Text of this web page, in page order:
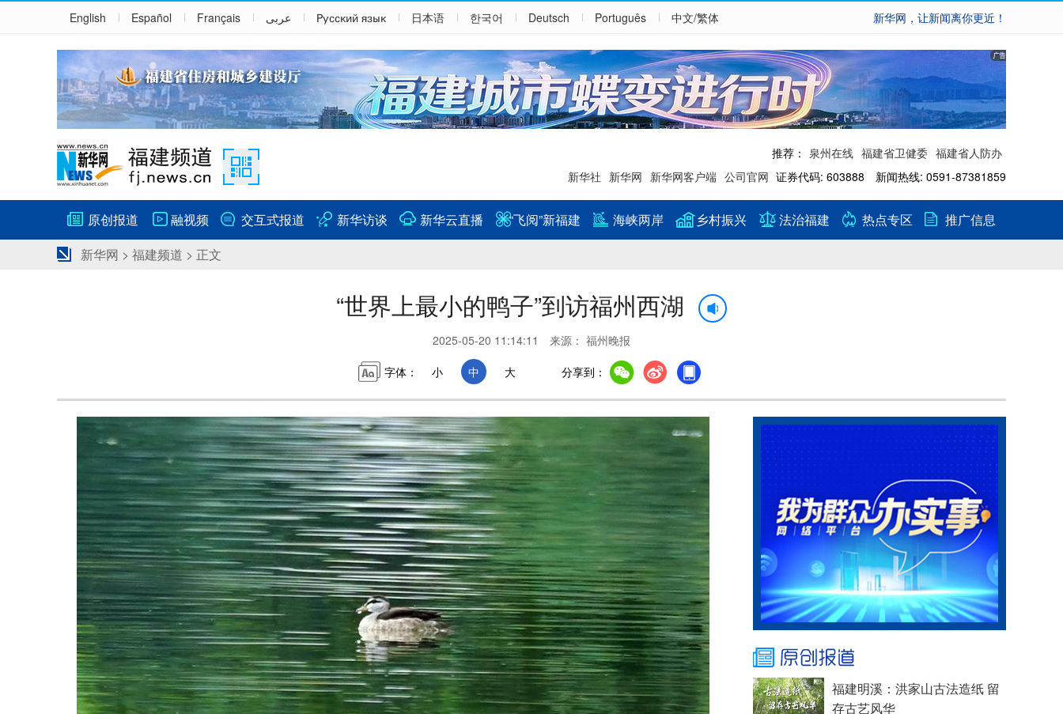
English Español Français عربى Русский язык 日本语 한국어 Deutsch Português 中文/繁体 新华网，让新闻离你更近！
推荐： 泉州在线 福建省卫健委 福建省人防办
新华社 新华网 新华网客户端 公司官网 证券代码: 603888 新闻热线: 0591-87381859
原创报道 融视频 交互式报道 新华访谈 新华云直播 “飞阅”新福建 海峡两岸 乡村振兴 法治福建 热点专区
推广信息
新华网 > 福建频道 > 正文
“世界上最小的鸭子”到访福州西湖
2025-05-20 11:14:11 来源： 福州晚报
字体：
小 中 大 分享到：